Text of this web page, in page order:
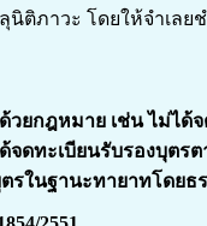
ติภาวะ โดยให้จำเลย
วยกฎหมาย เช่น ไม่ได้
จดทะเบียนรับรองบุตร
รในฐานะทายาทโดยธ